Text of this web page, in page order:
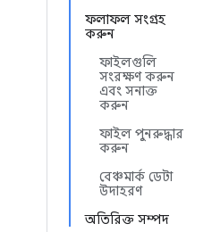
ফলাফল সংগ্রহ
করুন
ফাইলগুলি
সংরক্ষণ করুন
এবং সনাক্ত
করুন
ফাইল পুনরুদ্ধার
করুন
বেঞ্চমার্ক ডেটা
উদাহরণ
অতিরিক্ত সম্পদ